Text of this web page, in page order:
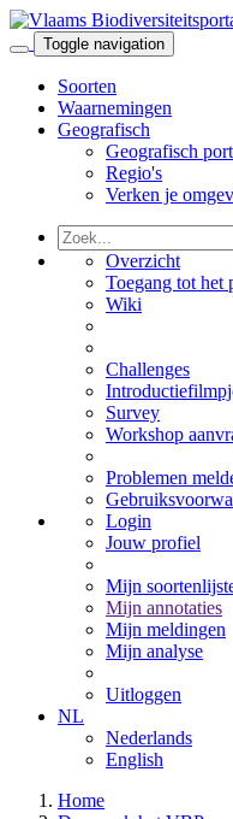
Toggle navigation
Soorten
Waarnemingen
Geografisch
Geografisch
Regio's
Verken je
Overzicht
Toegang tot het
Wiki
Challenges
Survey
Workshop
Problemen
Login
Jouw profiel
Mijn
Mijn annotaties
Mijn meldingen
Mijn analyse
Uitloggen
NL
Nederlands
English
Home